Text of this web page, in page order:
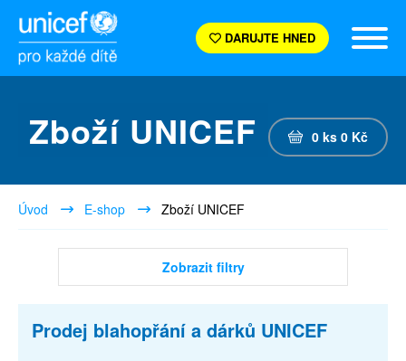
DARUJTE HNED
Zboží UNICEF 0 ks 0 Kč
Úvod E-shop Zboží UNICEF
Zobrazit filtry
Prodej blahopřání a dárků UNICEF